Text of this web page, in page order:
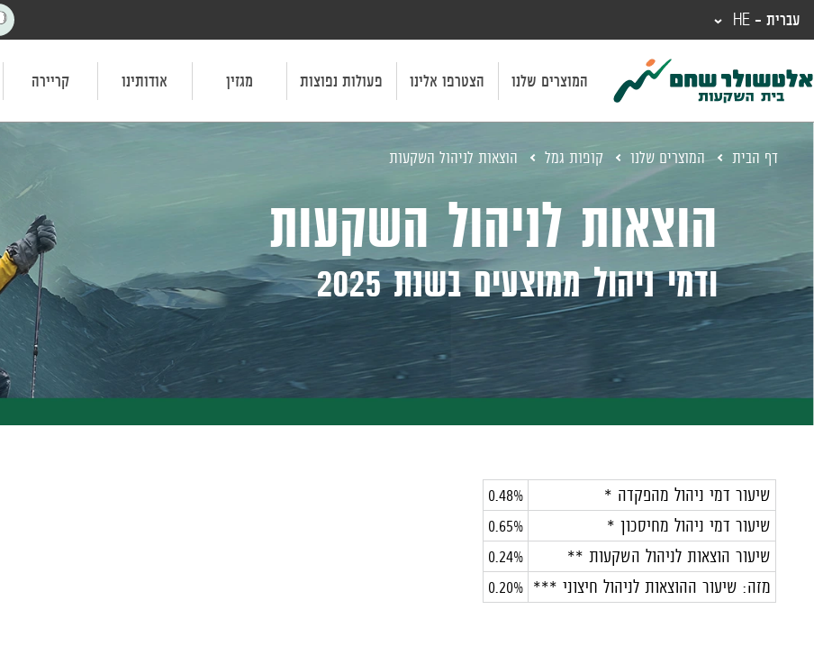
עברית - HE
המוצרים שלנו הצטרפו אלינו פעולות נפוצות מגזין אודותינו קריירה
הוצאות לניהול השקעות
ודמי ניהול ממוצעים בשנת 2025
דף הבית המוצרים שלנו קופות גמל הוצאות לניהול השקעות
שיעור דמי ניהול מהפקדה *
0.48%
שיעור דמי ניהול מחיסכון *
0.65%
שיעור הוצאות לניהול השקעות **
0.24%
מזה: שיעור ההוצאות לניהול חיצוני *** 0.20%